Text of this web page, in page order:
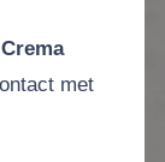
Crema
met